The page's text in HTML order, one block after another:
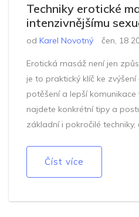
Techniky erotické
intenzivnějšímu
od Karel Novotný čen, 18
Erotická masáž není jen
je to praktický klíč ke
potěšení a lepší komunikace
najdete konkrétní tipy a
základní i pokročilé
víc než jen kluzká přísada a
zbytečných komplikací,
Číst více